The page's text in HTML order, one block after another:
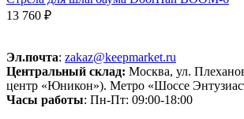
13 760 ₽
Эл.почта: zakaz@keepmarket.ru
Центральный склад: Москва, ул.
центр «Юникон»). Метро «Шоссе
Часы работы: Пн-Пт: 09:00-18:00